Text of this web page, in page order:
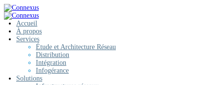
Accueil
À propos
Services
Étude et Architecture Réseau
Distribution
Intégration
Infogérance
Solutions